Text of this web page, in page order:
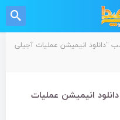
"دانلود انیمیشن عملیات آجیلی
انیمیشن عملیات